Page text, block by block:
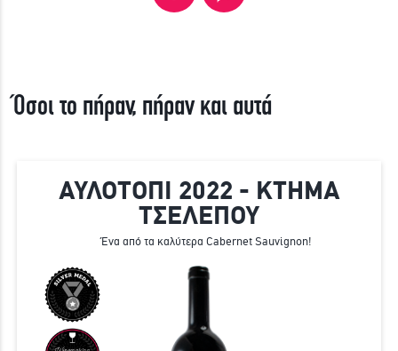
Όσοι το πήραν, πήραν και αυτά
ΑΥΛΟΤΟΠΙ 2022 - ΚΤΗΜΑ
ΤΣΕΛΕΠΟΥ
Ένα από τα καλύτερα Cabernet Sauvignon!